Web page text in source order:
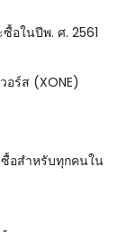
อในปีพ. ศ. 2561
ร์ส (XONE)
อสำหรับทุกคนใน